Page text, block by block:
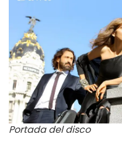
Portada del disco